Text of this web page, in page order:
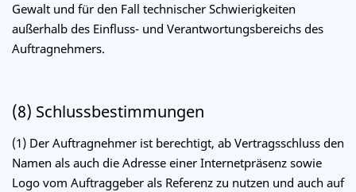
Gewalt und für den Fall technischer Schwierigkeiten
außerhalb des Einfluss- und Verantwortungsbereichs des
Auftragnehmers.
(8) Schlussbestimmungen
(1) Der Auftragnehmer ist berechtigt, ab Vertragsschluss den
Namen als auch die Adresse einer Internetpräsenz sowie
Logo vom Auftraggeber als Referenz zu nutzen und auch auf